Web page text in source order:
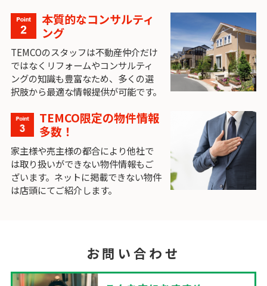
本質的なコンサルティ
ング
TEMCOのスタッフは不動産仲介だけ
ではなくリフォームやコンサルティ
ングの知識も豊富なため、多くの選
択肢から最適な情報提供が可能です。
TEMCO限定の物件情報
多数！
家主様や売主様の都合により他社で
は取り扱いができない物件情報もご
ざいます。ネットに掲載できない物件
は店頭にてご紹介します。
お問い合わせ